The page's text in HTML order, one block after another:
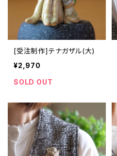
[受注制作]テナガザル(大)
¥2,970
SOLD OUT